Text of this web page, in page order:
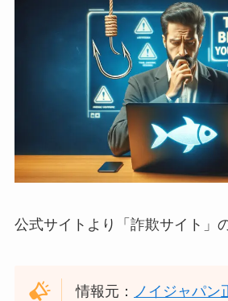
公式サイトより「詐欺サイト」
情報元： ノイジャパン